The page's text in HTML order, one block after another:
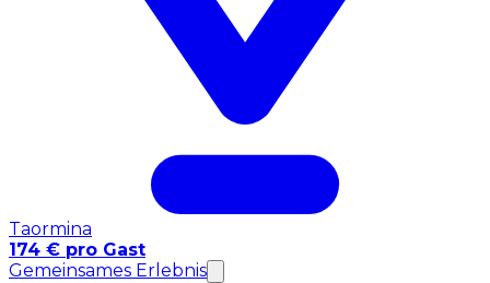
Taormina
174 € pro Gast
Gemeinsames Erlebnis